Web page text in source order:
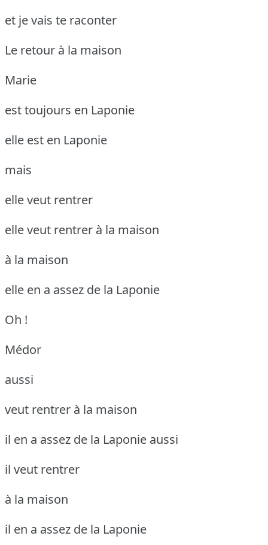
et je vais te raconter
Le retour à la maison
Marie
est toujours en Laponie
elle est en Laponie
mais
elle veut rentrer
elle veut rentrer à la maison
à la maison
elle en a assez de la Laponie
Oh !
Médor
aussi
veut rentrer à la maison
il en a assez de la Laponie aussi
il veut rentrer
à la maison
il en a assez de la Laponie